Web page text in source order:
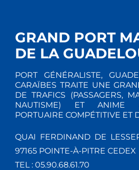
GRAND PORT
DE LA
PORT GÉNÉRALISTE,
CARAÏBES TRAITE UNE
DE TRAFICS (PASSAGERS,
NAUTISME) ET ANIME
PORTUAIRE COMPÉTITIVE ET
QUAI FERDINAND DE
97165 POINTE-À-PITRE CEDEX
TEL : 05.90.68.61.70